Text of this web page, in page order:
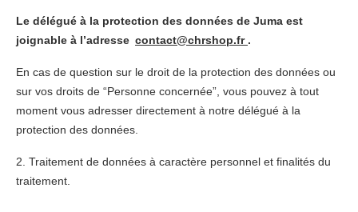
Le délégué à la protection des données de Juma est
joignable à l’adresse contact@chrshop.fr .
En cas de question sur le droit de la protection des données ou
sur vos droits de “Personne concernée”, vous pouvez à tout
moment vous adresser directement à notre délégué à la
protection des données.
2. Traitement de données à caractère personnel et finalités du
traitement.